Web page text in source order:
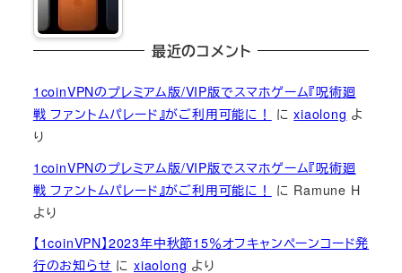
最近のコメント
1coinVPNのプレミアム版/VIP版でスマホゲーム『呪術廻
戦 ファントムパレード』がご利用可能に！
にxiaolong よ
り
1coinVPNのプレミアム版/VIP版でスマホゲーム『呪術廻
戦 ファントムパレード』がご利用可能に！
に Ramune H
より
【1coinVPN】2023年中秋節15％オフキャンペーンコード発
行のお知らせ にxiaolong より